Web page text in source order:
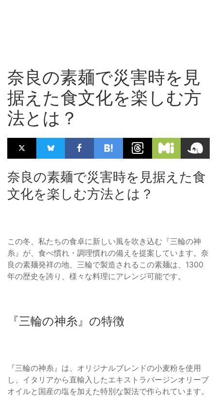
奈良の素麺で災害時を見
据えた食文化を楽しむ方
法とは？
奈良の素麺で災害時を見据えた食
文化を楽しむ方法とは？
この冬、私たちの食卓に新しい風を吹き込む『三輪の神
糸』が、食べ慣れ・調理慣れの備えを提案しています。奈
良の素麺発祥の地、三輪で製造されるこの素麺は、1300
年の歴史を誇り、様々な料理にアレンジ可能です。
『三輪の神糸』の特徴
『三輪の神糸』は、オリジナルブレンドの小麦粉を使用
し、イタリアから直輸入したエキストラバージンオリーブ
オイルと国産の塩を加えた特別な製法で作られています。